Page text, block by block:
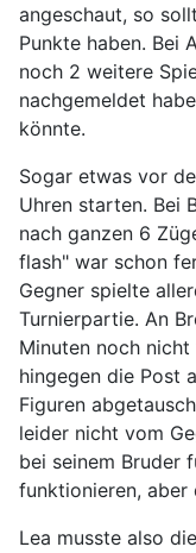
angeschaut, so
Punkte haben. Bei
noch 2 weitere
nachgemeldet
könnte.
Sogar etwas vor
Uhren starten. Bei
nach ganzen 6
flash" war schon
Gegner spielte
Turnierpartie. An
Minuten noch
hingegen die Post
Figuren
leider nicht vom
bei seinem Bruder
funktionieren, aber
Lea musste also